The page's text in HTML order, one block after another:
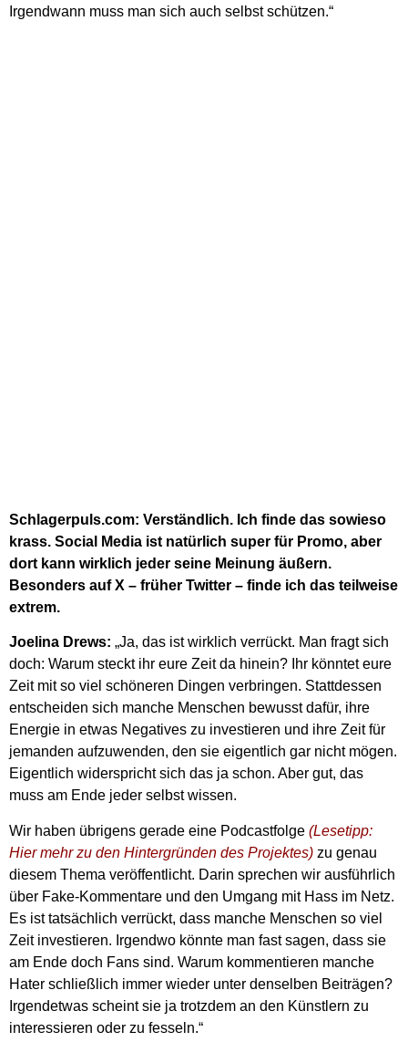
Irgendwann muss man sich auch selbst schützen.“
Schlagerpuls.com: Verständlich. Ich finde das sowieso
krass. Social Media ist natürlich super für Promo, aber
dort kann wirklich jeder seine Meinung äußern.
Besonders auf X – früher Twitter – finde ich das teilweise
extrem.
Joelina Drews: „Ja, das ist wirklich verrückt. Man fragt sich
doch: Warum steckt ihr eure Zeit da hinein? Ihr könntet eure
Zeit mit so viel schöneren Dingen verbringen. Stattdessen
entscheiden sich manche Menschen bewusst dafür, ihre
Energie in etwas Negatives zu investieren und ihre Zeit für
jemanden aufzuwenden, den sie eigentlich gar nicht mögen.
Eigentlich widerspricht sich das ja schon. Aber gut, das
muss am Ende jeder selbst wissen.
Wir haben übrigens gerade eine Podcastfolge (Lesetipp:
Hier mehr zu den Hintergründen des Projektes) zu genau
diesem Thema veröffentlicht. Darin sprechen wir ausführlich
über Fake-Kommentare und den Umgang mit Hass im Netz.
Es ist tatsächlich verrückt, dass manche Menschen so viel
Zeit investieren. Irgendwo könnte man fast sagen, dass sie
am Ende doch Fans sind. Warum kommentieren manche
Hater schließlich immer wieder unter denselben Beiträgen?
Irgendetwas scheint sie ja trotzdem an den Künstlern zu
interessieren oder zu fesseln.“